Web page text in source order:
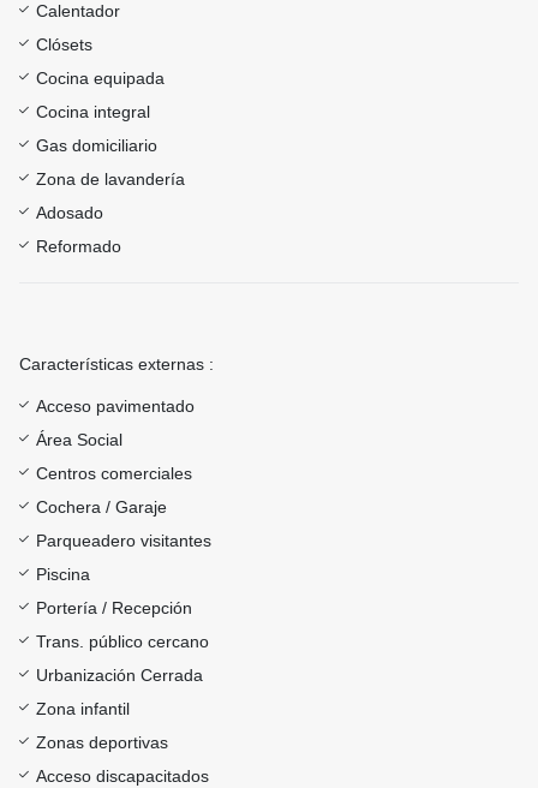
Calentador
Clósets
Cocina equipada
Cocina integral
Gas domiciliario
Zona de lavandería
Adosado
Reformado
Características externas :
Acceso pavimentado
Área Social
Centros comerciales
Cochera / Garaje
Parqueadero visitantes
Piscina
Portería / Recepción
Trans. público cercano
Urbanización Cerrada
Zona infantil
Zonas deportivas
Acceso discapacitados